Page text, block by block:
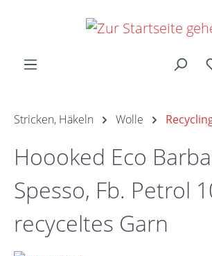
Zum Hauptinhalt springen
Stricken, Häkeln Wolle
Hoooked Eco
Spesso, Fb. Petrol
recyceltes Garn